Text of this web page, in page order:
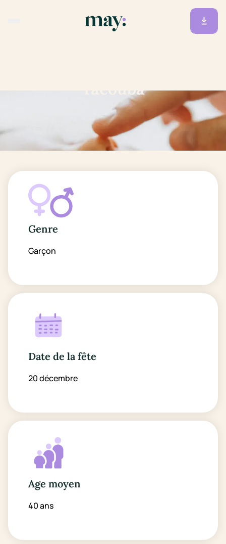
Yacouba
Genre
Garçon
Date de la fête
20 décembre
Age moyen
40 ans